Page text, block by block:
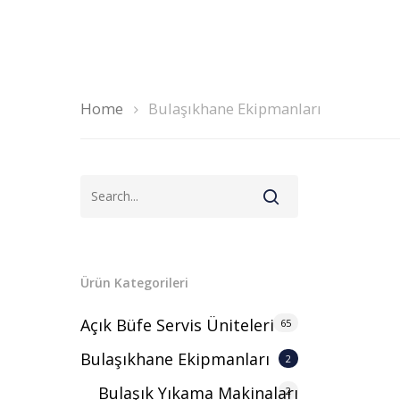
Home Bulaşıkhane Ekipmanları
Ürün Kategorileri
Açık Büfe Servis Üniteleri 65
Bulaşıkhane Ekipmanları 2
Bulaşık Yıkama Makinaları
2